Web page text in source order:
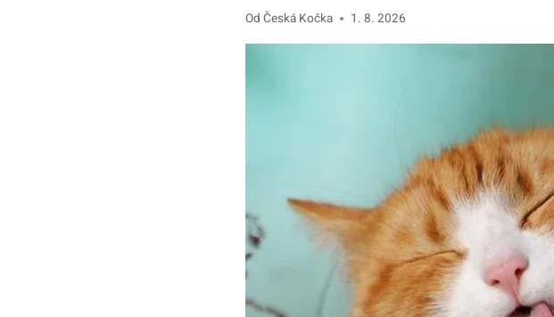
Od Česká Kočka 1. 8. 2026